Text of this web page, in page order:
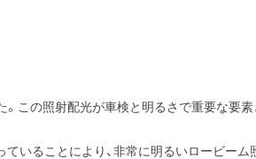
。この照射配光が車検と明るさで重要な要素
いることにより、非常に明るいロービーム